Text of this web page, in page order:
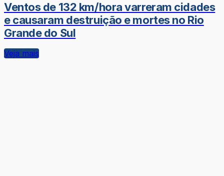
Ventos de 132 km/hora varreram cidades
e causaram destruição e mortes no Rio
Grande do Sul
Veja mais